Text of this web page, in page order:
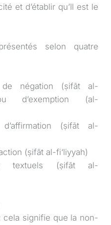
et d’établir qu’Il est le
selon quatre
négation (ṣifāt al-
d’exemption (al-
(ṣifāt al-
(ṣifāt al-fi‘liyyah)
textuels (ṣifāt al-
cela signifie que la non-